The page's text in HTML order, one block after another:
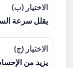
الاختيار (ب)
يقلل سرعة
الاختيار (ج)
يزيد من